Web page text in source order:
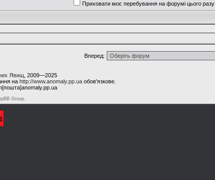
Приховати моє перебування на форумі цього разу
Вперед:
Явищ , 2009—2025
на http://www.anomaly.pp.uaобов'язкове.
Group.